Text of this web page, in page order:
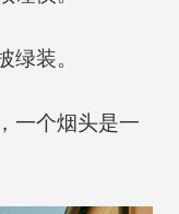
绿装。
一个烟头是一